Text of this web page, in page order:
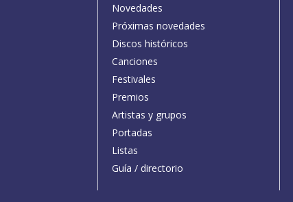
Novedades
Próximas novedades
Discos históricos
Canciones
Festivales
Premios
Artistas y grupos
Portadas
Listas
Guía / directorio